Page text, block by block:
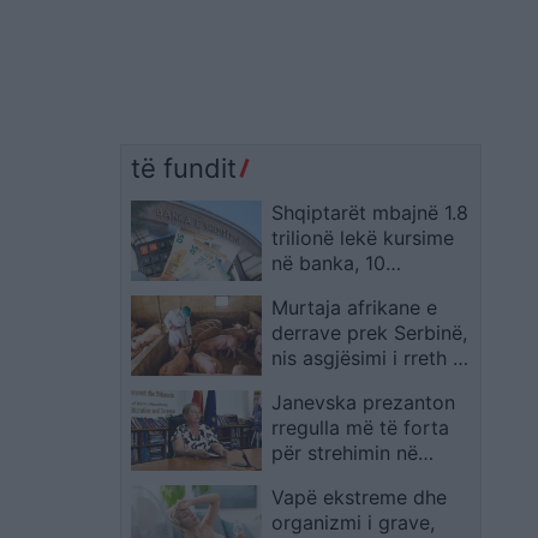
të fundit
Shqiptarët mbajnë 1.8
trilionë lekë kursime
në banka, 10
mëdhenj kanë 7.5% të
totalit
Murtaja afrikane e
derrave prek Serbinë,
nis asgjësimi i rreth 11
Vojvodinë
Janevska prezanton
rregulla më të forta
për strehimin në
aplikimi lejohet deri
në moshën 30-vjeçare
Vapë ekstreme dhe
organizmi i grave,